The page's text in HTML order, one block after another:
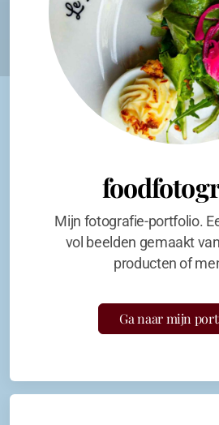
Mijn fotografie-portfolio.
vol beelden gemaakt
producten of
Ga naar mijn